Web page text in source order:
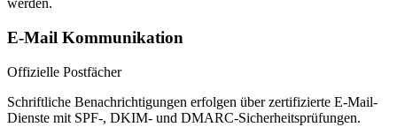
werden.
E-Mail Kommunikation
Offizielle Postfächer
Schriftliche Benachrichtigungen erfolgen über zertifizierte E-Mail-
Dienste mit SPF-, DKIM- und DMARC-Sicherheitsprüfungen.